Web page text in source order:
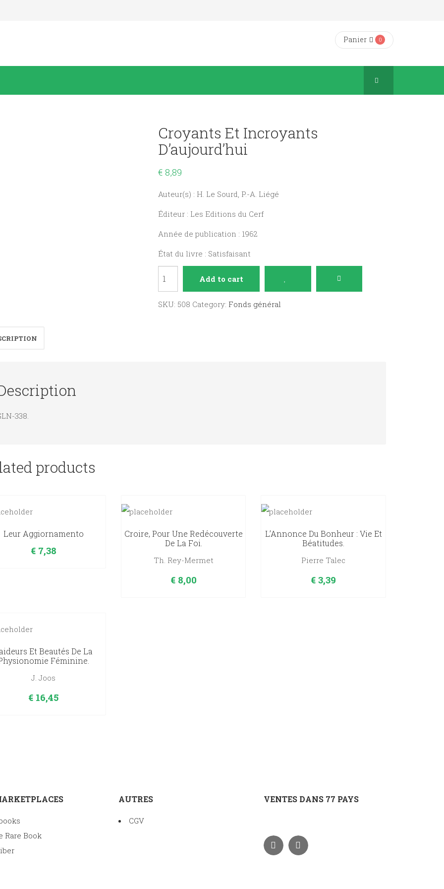
Panier 0
Croyants Et Incroyants
D’aujourd’hui
€ 8,89
Auteur(s) : H. Le Sourd, P.-A. Liégé
Éditeur : Les Editions du Cerf
Année de publication : 1962
État du livre : Satisfaisant
incroyants
Add to cart
SKU: 508 Category: Fonds général
338.
products
Leur Aggiornamento
€7,38
Croire, Pour Une Redécouverte
De La Foi.
Th. Rey-Mermet
€8,00
L’Annonce Du Bonheur : Vie Et
Béatitudes.
Pierre Talec
€ 3,39
Et Beautés De La
Féminine.
J. Joos
€ 16,45
Rare Book
AUTRES
CGV
VENTES DANS 77 PAYS